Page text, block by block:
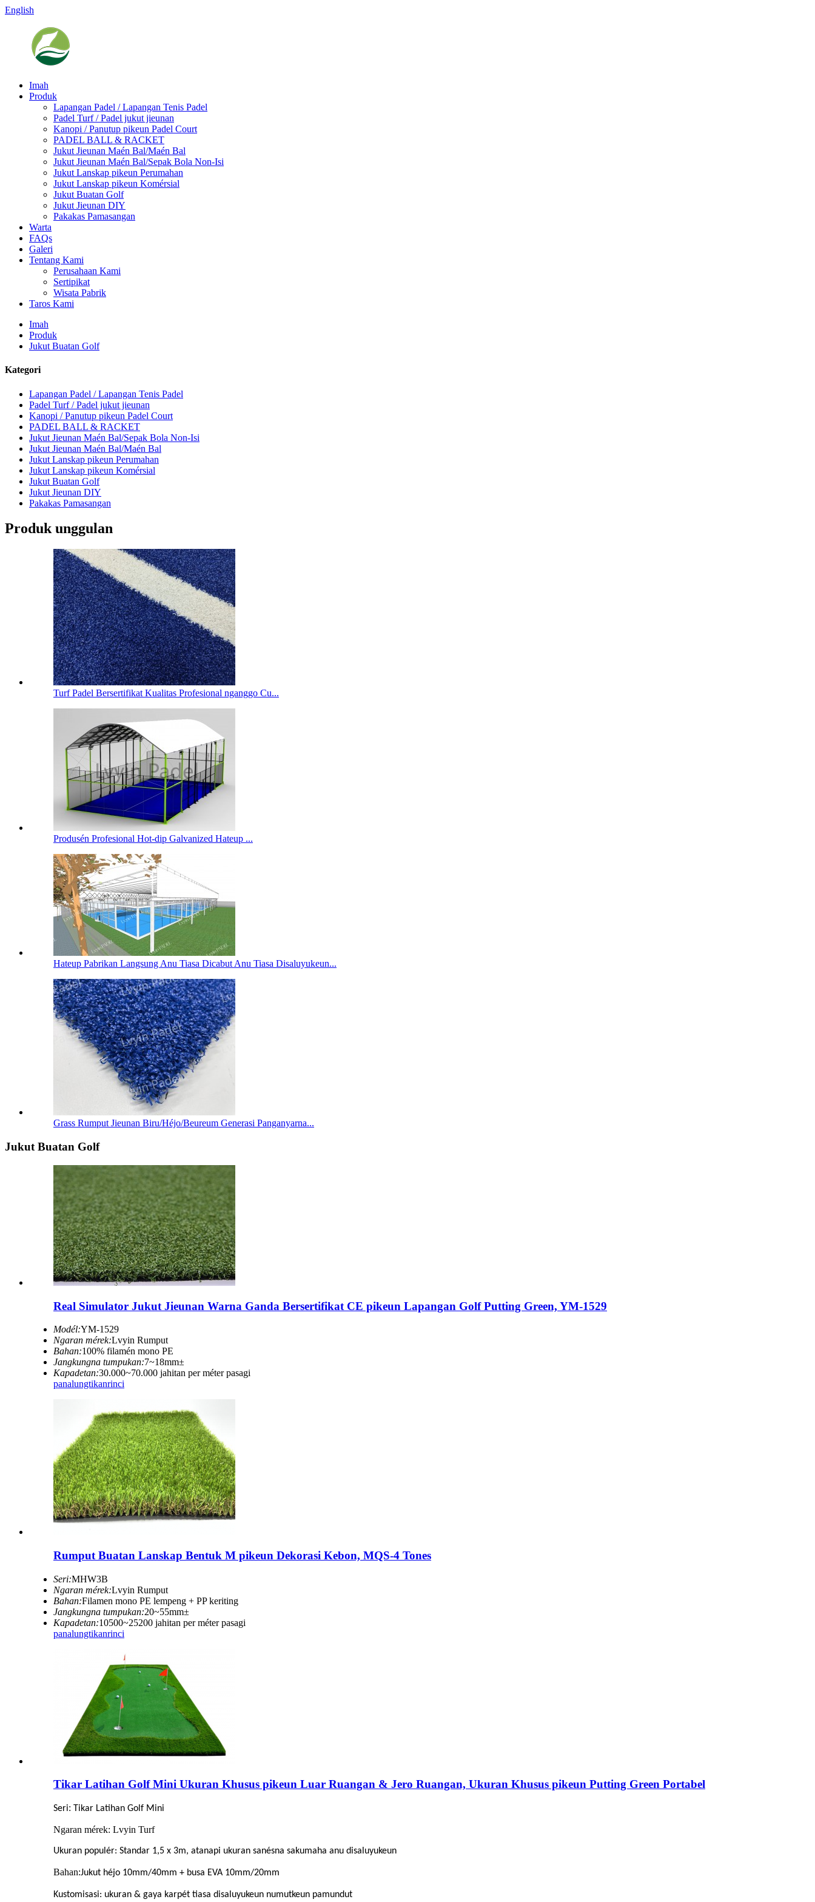
English
Imah
Produk
Lapangan Padel / Lapangan Tenis Padel
Padel Turf / Padel jukut jieunan
Kanopi / Panutup pikeun Padel Court
PADEL BALL & RACKET
Jukut Jieunan Maén Bal/Maén Bal
Jukut Jieunan Maén Bal/Sepak Bola Non-Isi
Jukut Lanskap pikeun Perumahan
Jukut Lanskap pikeun Komérsial
Jukut Buatan Golf
Jukut Jieunan DIY
Pakakas Pamasangan
Warta
FAQs
Galeri
Tentang Kami
Perusahaan Kami
Sertipikat
Wisata Pabrik
Taros Kami
Imah
Produk
Jukut Buatan Golf
Kategori
Lapangan Padel / Lapangan Tenis Padel
Padel Turf / Padel jukut jieunan
Kanopi / Panutup pikeun Padel Court
PADEL BALL & RACKET
Jukut Jieunan Maén Bal/Sepak Bola Non-Isi
Jukut Jieunan Maén Bal/Maén Bal
Jukut Lanskap pikeun Perumahan
Jukut Lanskap pikeun Komérsial
Jukut Buatan Golf
Jukut Jieunan DIY
Pakakas Pamasangan
Produk unggulan
Turf Padel Bersertifikat Kualitas Profesional nganggo Cu...
Produsén Profesional Hot-dip Galvanized Hateup ...
Hateup Pabrikan Langsung Anu Tiasa Dicabut Anu Tiasa Disaluyukeun...
Grass Rumput Jieunan Biru/Héjo/Beureum Generasi Panganyarna...
Jukut Buatan Golf
Real Simulator Jukut Jieunan Warna Ganda Bersertifikat CE pikeun Lapangan Golf Putting Green, YM-1529
Modél:YM-1529
Ngaran mérek:Lvyin Rumput
Bahan:100% filamén mono PE
Jangkungna tumpukan:7~18mm±
Kapadetan:30.000~70.000 jahitan per méter pasagi
panalungtikanrinci
Rumput Buatan Lanskap Bentuk M pikeun Dekorasi Kebon, MQS-4 Tones
Seri:MHW3B
Ngaran mérek:Lvyin Rumput
Bahan:Filamen mono PE lempeng + PP keriting
Jangkungna tumpukan:20~55mm±
Kapadetan:10500~25200 jahitan per méter pasagi
panalungtikanrinci
Tikar Latihan Golf Mini Ukuran Khusus pikeun Luar Ruangan & Jero Ruangan, Ukuran Khusus pikeun Putting Green Portabel
Seri: Tikar Latihan Golf Mini
Ngaran mérek: Lvyin Turf
Ukuran populér: Standar 1,5 x 3m, atanapi ukuran sanésna sakumaha anu disaluyukeun
Bahan:Jukut héjo 10mm/40mm + busa EVA 10mm/20mm
Kustomisasi: ukuran & gaya karpét tiasa disaluyukeun numutkeun pamundut